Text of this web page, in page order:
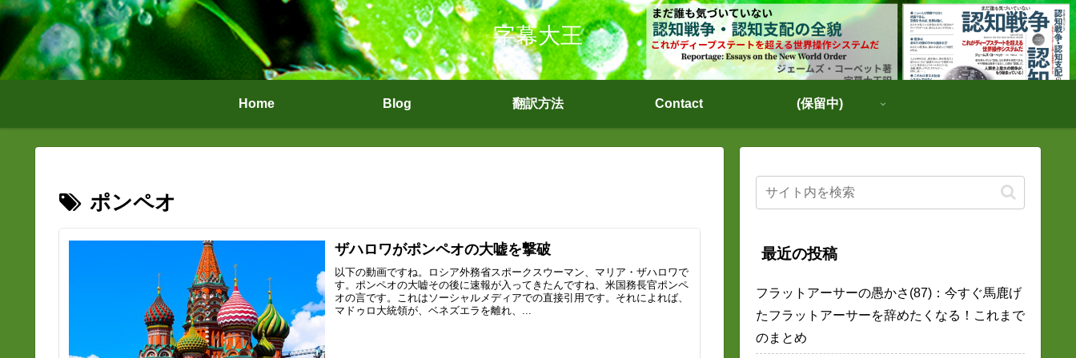
字幕大王
Home Blog 翻訳方法 Contact (保留中)
ポンペオ
ザハロワがポンペオの大嘘を撃破
以下の動画ですね。ロシア外務省スポークスウーマン、マリア・ザハロワで
す。ポンペオの大嘘その後に速報が入ってきたんですね、米国務長官ポンペ
オの言です。これはソーシャルメディアでの直接引用です。それによれば、
マドゥロ大統領が、ベネズエラを離れ、...
最近の投稿
フラットアーサーの愚かさ(87)：今すぐ馬鹿げ
たフラットアーサーを辞めたくなる！これまで
のまとめ